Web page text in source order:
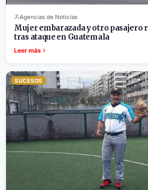
Agencias de Noticias
Mujer embarazada y otro pasajero
tras ataque en Guatemala
Leer más
SUCESOS